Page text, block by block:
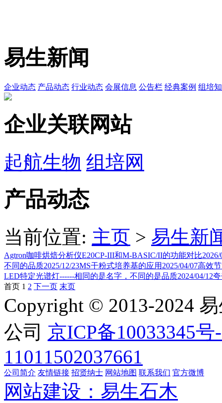
易生新闻
企业动态 产品动态 行业动态 会展信息 公告栏 经典案例 组培
企业关联网站
起航生物 组培网
产品动态
当前位置: 主页 > 易生新
Agtron咖啡烘焙分析仪E20CP-III和M-BASIC/II的功能对比2026/
不同的品质2025/12/23MS干粉式培养基的应用 2025/04/07高效
LED特定光谱灯------相同的是名字，不同的是品质2024/04/12
首页 1 2 下一页 末页
Copyright © 2013-2024
公司 京ICP备10033345号
11011502037661
公司简介 友情链接 招贤纳士 网站地图 联系我们 官方微博
网站建设：易生石木